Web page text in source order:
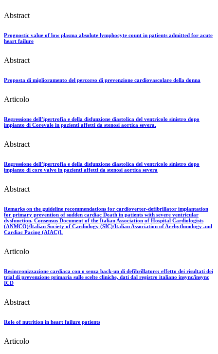
Abstract
Prognostic value of low plasma absolute lymphocyte count in patients admitted for acute
heart failure
Abstract
Proposta di miglioramento del percorso di prevenzione cardiovascolare della donna
Articolo
Regressione dell’ipertrofia e della disfunzione diastolica del ventricolo sinistro dopo
impianto di Corevale in pazienti affetti da stenosi aortica severa.
Abstract
Regressione dell’ipertrofia e della disfunzione diastolica del ventricolo sinistro dopo
impianto di core valve in pazienti affetti da stenosi aortica severa
Abstract
Remarks on the guideline recommendations for cardioverter-defibrillator implantation
for primary prevention of sudden cardiac Death in patients with severe ventricular
dysfunction. Consensus Document of the Italian Association of Hospital Cardiologists
(ANMCO)/Italian Society of Cardiology (SIC)/Italian Association of Arrhythmology and
Cardiac Pacing (AIAC)].
Articolo
Resincronizzazione cardiaca con o senza back-up di defibrillatore: effetto dei risultati dei
trial di prevenzione primaria sulle scelte cliniche, dati dal registro italiano insync/insync
ICD
Abstract
Role of nutrition in heart failure patients
Articolo